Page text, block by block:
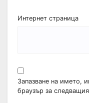
Интернет страница
Запазване на името,
браузър за